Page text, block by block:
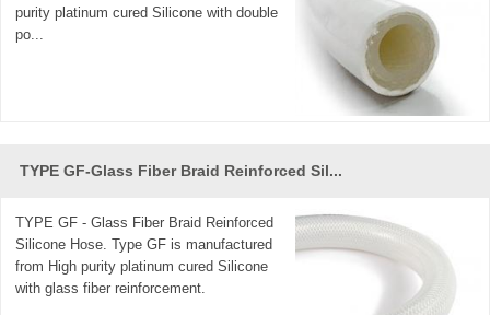
purity platinum cured Silicone with double
po...
TYPE GF-Glass Fiber Braid Reinforced Sil...
TYPE GF - Glass Fiber Braid Reinforced
Silicone Hose. Type GF is manufactured
from High purity platinum cured Silicone
with glass fiber reinforcement.